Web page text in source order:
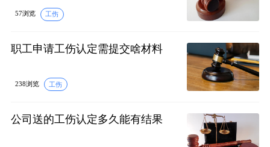
57浏览 工伤
职工申请工伤认定需提交啥材料
238浏览 工伤
公司送的工伤认定多久能有结果